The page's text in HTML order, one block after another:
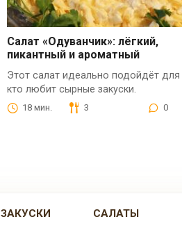
Салат «Одуванчик»: лёгкий,
пикантный и ароматный
Этот салат идеально подойдёт для
кто любит сырные закуски.
18 мин. 3 0
ЗАКУСКИ САЛАТЫ